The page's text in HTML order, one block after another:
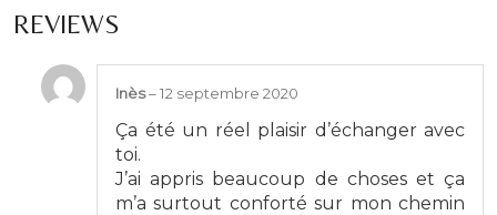
REVIEWS
Inès–12 septembre 2020
Ça été un réel plaisir d’échanger avec
toi.
J’ai appris beaucoup de choses et ça
m’a surtout conforté sur mon chemin